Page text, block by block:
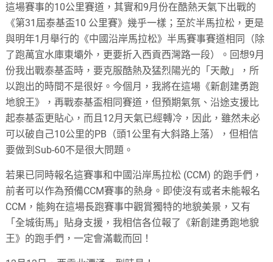
這場賽事的10公里賽道，其實和9月份在酷熱天氣下出戰的
《第31屆泰基盃10 公里賽》幾乎一樣；至於半馬拉松，更是
與明年1月舉行的《中國沿岸馬拉松》半馬賽事賽道相同（除
了跑萬宜水庫東壩外，更要折入西貢西灣路一段）。回想9月
份我出戰泰基盃時，要克服酷熱及猛烈陽光的「天敵」，所
以跑出的時間不是很好。今個月，我將在這場《新創建勇跑
地貌王》，再戰泰基盃相同賽道，但預期氣氛、沿途支援比
起泰基盃更貼心，而且12月天氣已經轉冷，因此，雖然未必
可以破自己10公里的PB（頭1公里有大斜路上落），但相信
要做到Sub-60不是很大問題。
若果已同時報名這賽事和中國沿岸馬拉松 (CCM) 的跑手們，
前者可以作為預備CCM賽事的熱身。即使沒有或者未能報名
CCM，能夠在這場長跑賽事中觀賞獨特的地貌美景，又有
「全城街馬」貼身支援，我相信各位報了《新創建勇跑地貌
王》的跑手們，一定會滿載而回！